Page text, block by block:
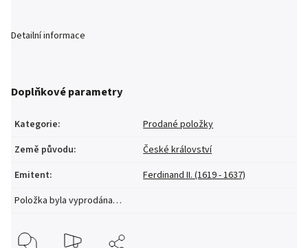
Detailní informace
Doplňkové parametry
Kategorie:
Prodané položky
Země původu:
České království
Emitent:
Ferdinand II. (1619 - 1637)
Položka byla vyprodána…